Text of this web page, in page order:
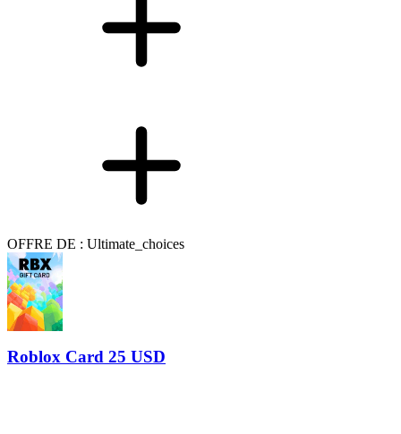
OFFRE DE : Ultimate_choices
Roblox Card 25 USD